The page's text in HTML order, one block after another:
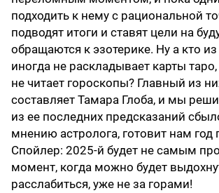
подходить к нему с рациональной
подводят итоги и ставят цели на
обращаются к эзотерике. Ну а кто
иногда не раскладывает карты таро,
не читает гороскопы? Главный из
составляет Тамара Глоба, и мы
из ее последних предсказаний
мнению астролога, готовит нам год
Спойлер: 2025-й будет не самым
момент, когда можно будет
расслабиться, уже не за горами!